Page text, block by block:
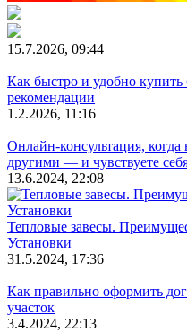
15.7.2026, 09:44
Как быстро и удобно купить
рекомендации
1.2.2026, 11:16
Онлайн-консультация, когда
другими — и чувствуете
13.6.2024, 22:08
Тепловые завесы.
Установки
31.5.2024, 17:36
Как правильно оформить
участок
3.4.2024, 22:13